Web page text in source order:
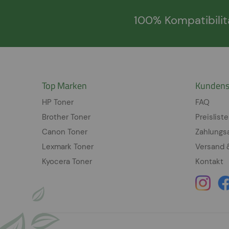
100%
Top Marken
HP Toner
Brother Toner
Canon Toner
Lexmark Toner
Kyocera Toner
FAQ
Versand
Kontakt